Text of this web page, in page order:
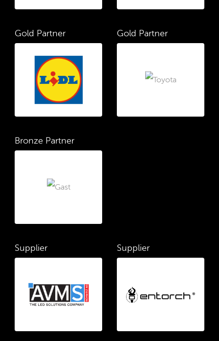
Gold Partner Gold Partner
Bronze Partner
Supplier Supplier